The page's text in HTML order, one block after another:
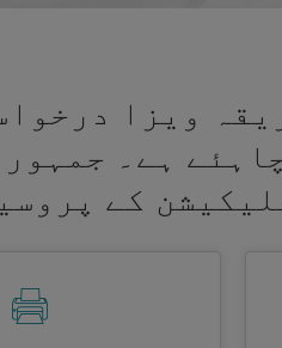
ویزا
ہے۔
کے